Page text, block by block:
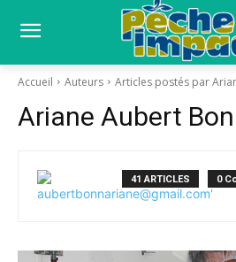
Accueil Auteurs Articles postés par
Ariane Aubert
41 ARTICLES 0